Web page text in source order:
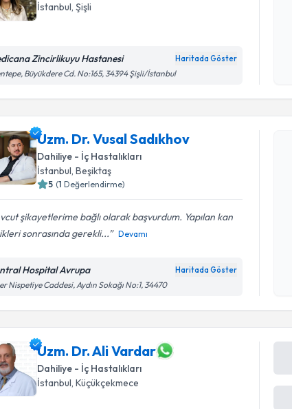
İstanbul, Şişli
Zincirlikuyu Hastanesi Haritada Göster
Büyükdere Cd. No:165, 34394 Şişli/İstanbul
Uzm. Dr. Vusal Sadıkhov
Dahiliye - İç Hastalıkları
İstanbul, Beşiktaş
5 (1 Değerlendirme)
şikayetlerime bağlı olarak başvurdum. Yapılan kan
sonrasında gerekli...
Devamı
Hospital Avrupa Haritada Göster
Nispetiye Caddesi, Aydın Sokağı No:1, 34470
Uzm.
Uzm. Dr. Ali Vardar
Dahiliye - İç Hastalıkları
İstanbul, Küçükçekmece